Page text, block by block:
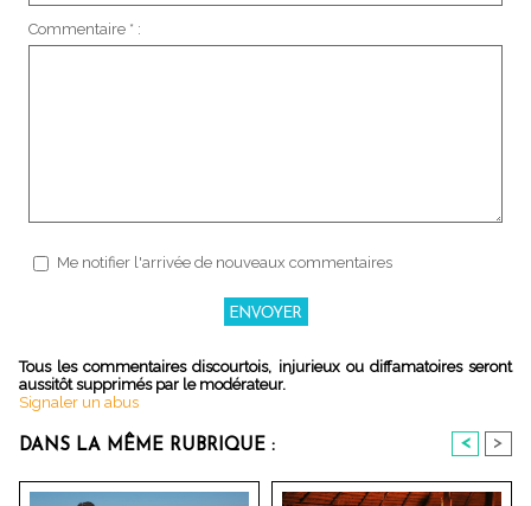
Commentaire * :
Me notifier l'arrivée de nouveaux commentaires
Tous les commentaires discourtois, injurieux ou diffamatoires seront
aussitôt supprimés par le modérateur.
Signaler un abus
DANS LA MÊME RUBRIQUE : < >